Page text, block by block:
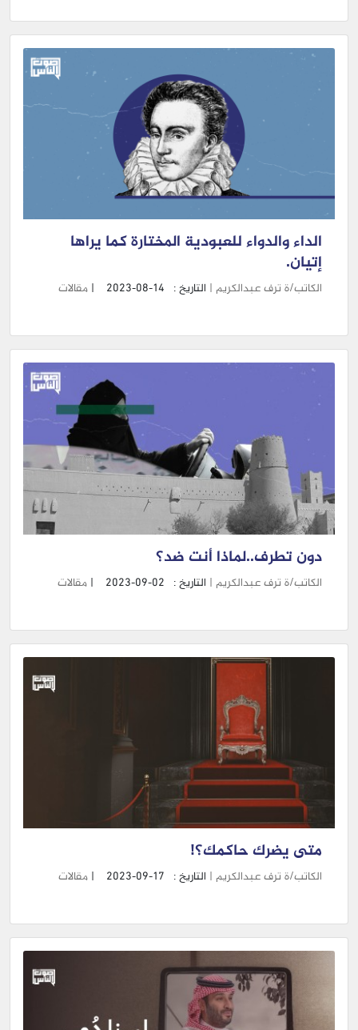
الداء والدواء للعبودية المختارة كما يراها
إتيان.
الكاتب/ة ترف عبدالكريم | التاريخ : 2023-08-14
| مقالات
دون تطرف..لماذا أنت ضد؟
الكاتب/ة ترف عبدالكريم | التاريخ : 2023-09-02
| مقالات
متى يضرك حاكمك؟!
الكاتب/ة ترف عبدالكريم | التاريخ : 2023-09-17
| مقالات